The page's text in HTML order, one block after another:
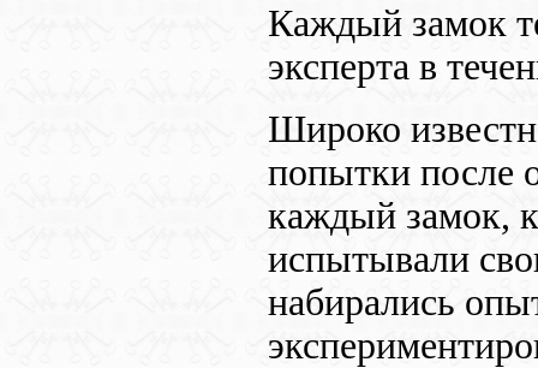
Каждый замок
эксперта в
Широко
попытки после
каждый замок,
испытывали
набирались